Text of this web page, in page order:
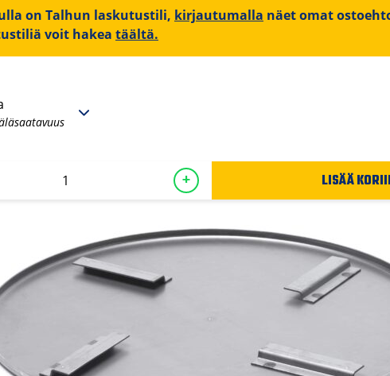
on Talhun laskutustili, kirjautumalla näet omat
voit hakea täältä.
+ LISÄÄ